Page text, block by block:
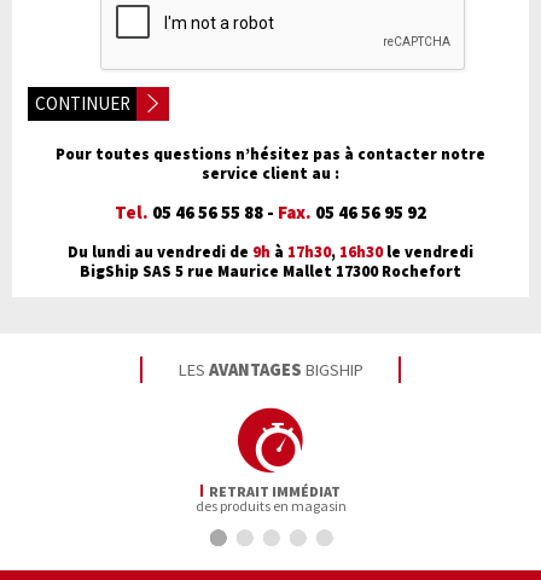
CONTINUER
Pour toutes questions n’hésitez pas à contacter notre
service client au :
Tel. 05 46 56 55 88 - Fax. 05 46 56 95 92
Du lundi au vendredi de 9h à 17h30, 16h30le vendredi
BigShip SAS 5 rue Maurice Mallet 17300 Rochefort
LES AVANTAGES BIGSHIP
RETRAIT IMMÉDIAT
des produits en magasin